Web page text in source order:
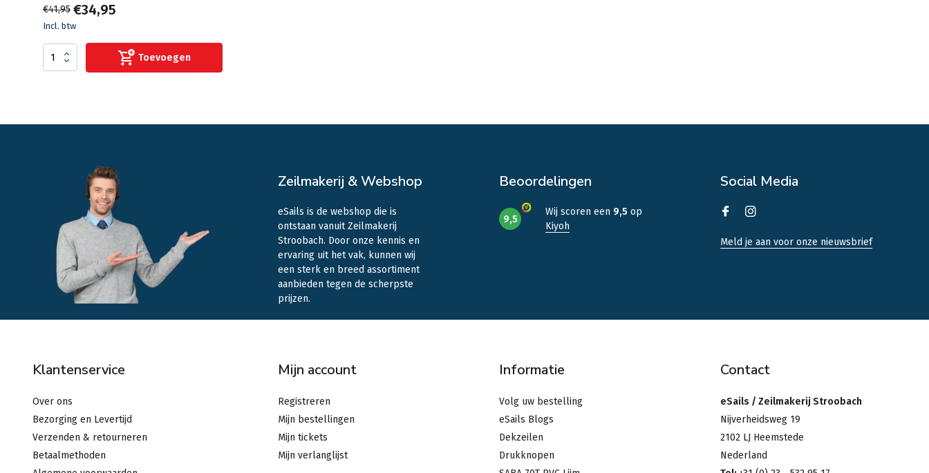
€41,95 €34,95
Incl. btw
Toevoegen
Zeilmakerij & Webshop
eSails is de webshop die is
ontstaan vanuit Zeilmakerij
Stroobach. Door onze kennis en
ervaring uit het vak, kunnen wij
een sterk en breed assortiment
aanbieden tegen de scherpste
prijzen.
Beoordelingen
9,5
Wij scoren een 9,5 op
Kiyoh
Social Media
Meld je aan voor onze nieuwsbrief
Klantenservice
Over ons
Bezorging en Levertijd
Verzenden & retourneren
Betaalmethoden
Mijn account
Registreren
Mijn bestellingen
Mijn tickets
Mijn verlanglijst
Informatie
Volg uw bestelling
eSails Blogs
Dekzeilen
Drukknopen
Contact
eSails / Zeilmakerij Stroobach
Nijverheidsweg 19
2102 LJ Heemstede
Nederland